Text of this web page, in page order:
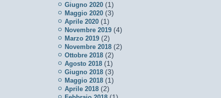
Giugno 2020 (1)
Maggio 2020 (3)
Aprile 2020 (1)
Novembre 2019 (4)
Marzo 2019 (2)
Novembre 2018 (2)
Ottobre 2018 (2)
Agosto 2018 (1)
Giugno 2018 (3)
Maggio 2018 (1)
Aprile 2018 (2)